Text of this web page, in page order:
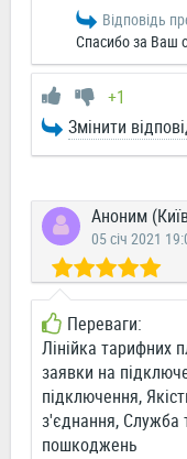
Відповідь
Спасибо за Ваш
+1
Змінити
Аноним
05 січ 2021
Переваги:
Лінійка тарифних
заявки на
підключення,
з'єднання, Служба
пошкоджень